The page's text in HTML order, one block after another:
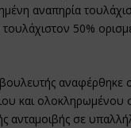
αναπηρία
50%
αναφέρθηκε
και ολοκληρωμένου
ανταμοιβής σε